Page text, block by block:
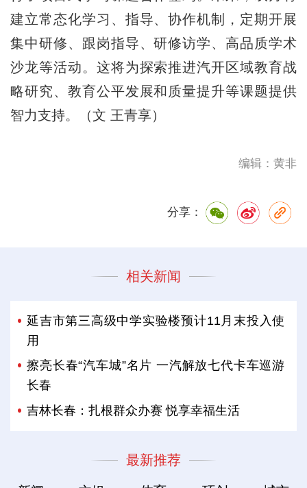
建立常态化学习、指导、协作机制，定期开展
集中研修、跟岗指导、研修访学、高品质学术
沙龙等活动。这将为探索推进汽开区域教育战
略研究、教育公平发展和质量提升等课题提供
智力支持。（文 王青享）
编辑：黄非
分享：
相关新闻
延吉市第三高级中学实验楼预计11月末投入使
用
擦亮长春“汽车城”名片 一汽解放七代卡车巡游
长春
吉林长春：扎根群众办赛 悦享幸福生活
最新推荐